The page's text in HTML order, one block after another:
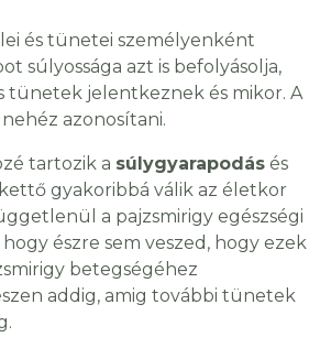
és tünetei személyenként
súlyossága azt is befolyásolja,
tünetek jelentkeznek és mikor. A
azonosítani.
tartozik a súlygyarapodás és
gyakoribbá válik az életkor
a pajzsmirigy egészségi
észre sem veszed, hogy ezek
betegségéhez
addig, amig további tünetek